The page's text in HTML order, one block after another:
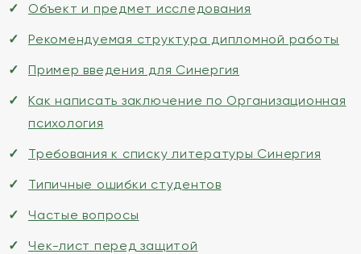
Объект и предмет исследования
Рекомендуемая структура дипломной работы
Пример введения для Синергия
Как написать заключение по Организационная
психология
Требования к списку литературы Синергия
Типичные ошибки студентов
Частые вопросы
Чек-лист перед защитой